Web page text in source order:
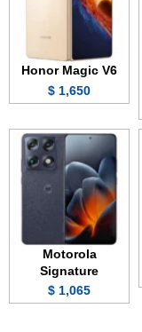
Honor Magic V6
1,650 $
Motorola
Signature
1,065 $